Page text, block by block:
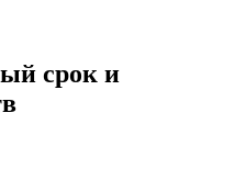
срок и